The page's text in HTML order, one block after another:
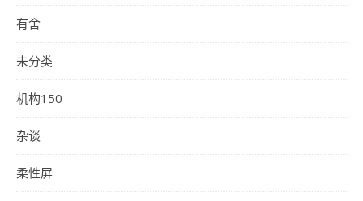
有舍
未分类
机构150
杂谈
柔性屏